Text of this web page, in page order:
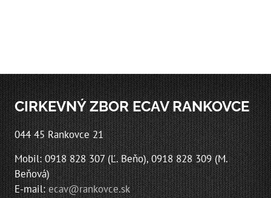
CIRKEVNÝ ZBOR ECAV RANKOVCE
044 45 Rankovce 21
Mobil: 0918 828 307 (Ľ. Beňo), 0918 828 309 (M.
Beňová)
E-mail:ecav@rankovce.sk